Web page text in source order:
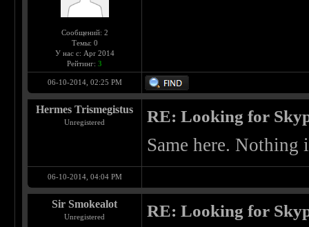
Сообщений: 2
Темы: 0
У нас с: Apr 2014
Рейтинг:3
06-10-2014, 02:25 PM
Hermes Trismegistus
Unregistered RE: Looking for
Same here. Nothing
06-10-2014, 04:04 PM
Sir Smokealot
Unregistered RE: Looking for